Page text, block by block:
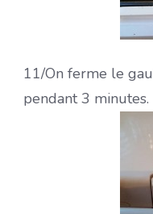
11/On ferme le
pendant 3 minutes.